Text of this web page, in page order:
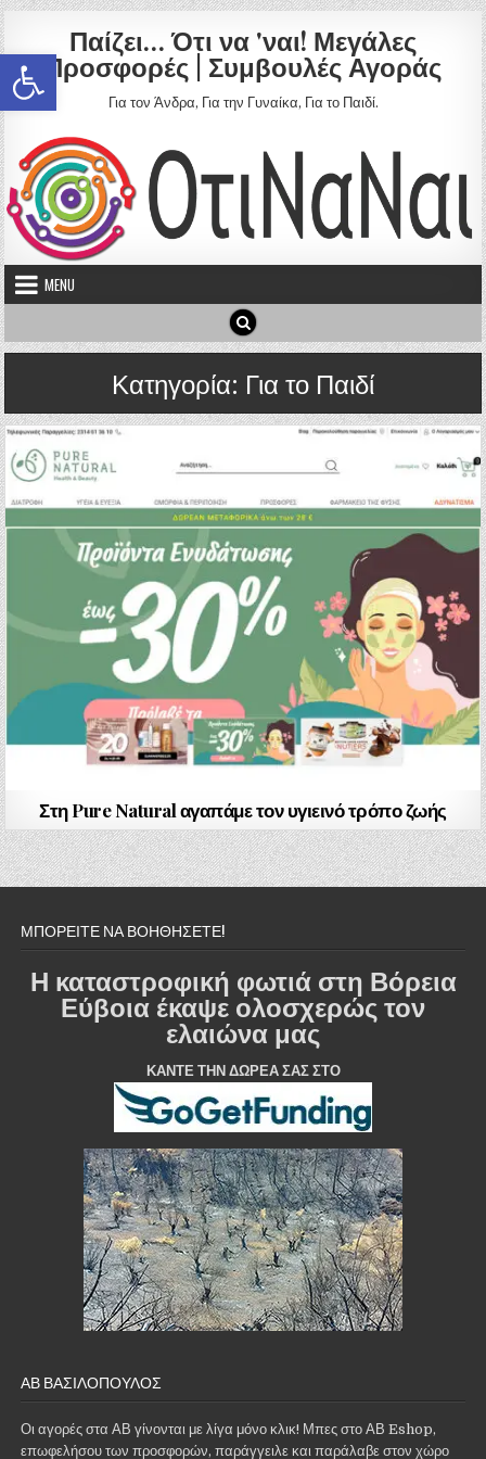
Ανοίξτε τη γραμμή εργαλείων
Skip to content
Παίζει… Ότι να 'ναι! Μεγάλες
Προσφορές | Συμβουλές Αγοράς
Για τον Άνδρα, Για την Γυναίκα, Για το Παιδί.
MENU
Κατηγορία: Για το Παιδί
Στη Pure Natural αγαπάμε τον υγιεινό τρόπο ζωής
ΜΠΟΡΕΙΤΕ ΝΑ ΒΟΗΘΗΣΕΤΕ!
Η καταστροφική φωτιά στη Βόρεια
Εύβοια έκαψε ολοσχερώς τον
ελαιώνα μας
ΚΑΝΤΕ ΤΗΝ ΔΩΡΕΑ ΣΑΣ ΣΤΟ
ΑΒ ΒΑΣΙΛΌΠΟΥΛΟΣ
Οι αγορές στα ΑΒ γίνονται με λίγα μόνο κλικ! Μπες στο ΑΒ Eshop,
επωφελήσου των προσφορών, παράγγειλε και παράλαβε στον χώρο